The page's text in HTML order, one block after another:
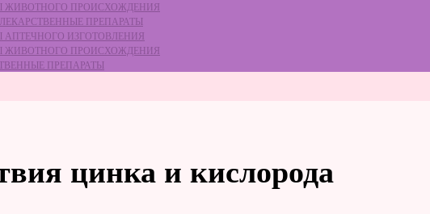
ЖИВОТНОГО ПРОИСХОЖДЕНИЯ
ПРЕПАРАТЫ
АПТЕЧНОГО ИЗГОТОВЛЕНИЯ
ЖИВОТНОГО ПРОИСХОЖДЕНИЯ
ПРЕПАРАТЫ
цинка и кислорода